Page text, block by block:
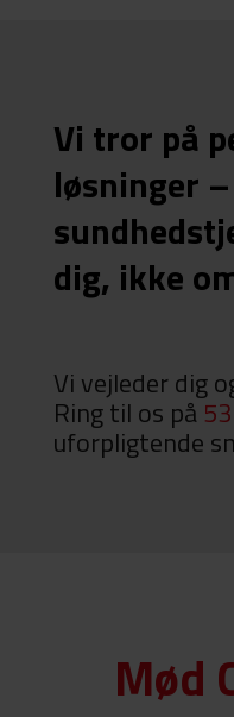
Vi tror på
løsninger
dig, ikke
Vi vejleder dig
Ring til os på
uforpligtende
Mød